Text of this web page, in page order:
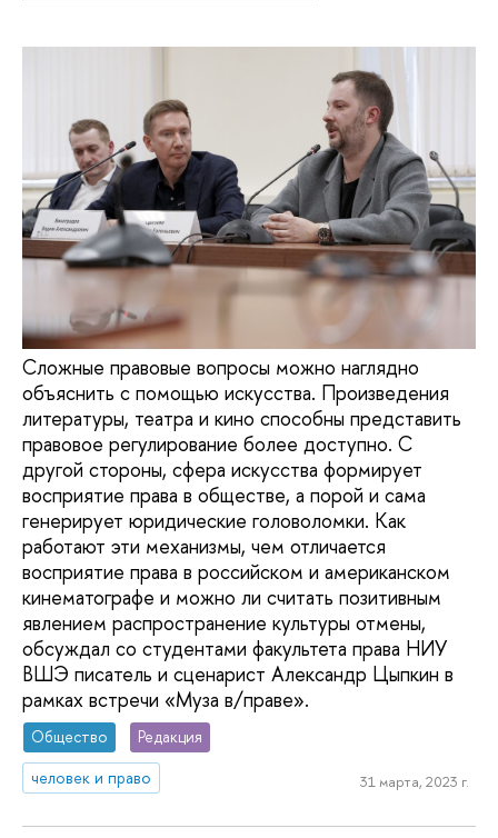
Сложные правовые вопросы можно наглядно
объяснить с помощью искусства. Произведения
литературы, театра и кино способны представить
правовое регулирование более доступно. С
другой стороны, сфера искусства формирует
восприятие права в обществе, а порой и сама
генерирует юридические головоломки. Как
работают эти механизмы, чем отличается
восприятие права в российском и американском
кинематографе и можно ли считать позитивным
явлением распространение культуры отмены,
обсуждал со студентами факультета права НИУ
ВШЭ писатель и сценарист Александр Цыпкин в
рамках встречи «Муза в/праве».
Общество
Редакция
человек и право
31 марта, 2023 г.